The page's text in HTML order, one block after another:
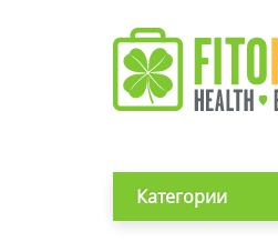
Категории